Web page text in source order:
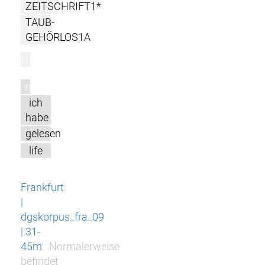
ZEITSCHRIFT1*
TAUB-
GEHÖRLOS1A
m
ich
habe
gelesen
life
Frankfurt
|
dgskorpus_fra_09
| 31-
45m
Normalerweise
befindet